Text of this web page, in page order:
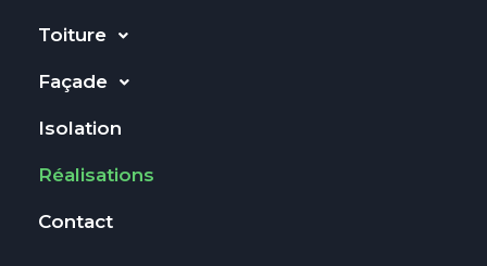
Toiture
Façade
Isolation
Réalisations
Contact